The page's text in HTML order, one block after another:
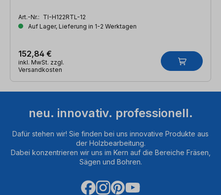
Art.-Nr.: TI-H122RTL-12
Auf Lager, Lieferung in 1-2 Werktagen
152,84 €
inkl. MwSt. zzgl.
Versandkosten
neu. innovativ. professionell.
Dafür stehen wir! Sie finden bei uns innovative Produkte aus
der Holzbearbeitung.
Dabei konzentrieren wir uns im Kern auf die Bereiche Fräsen,
Sägen und Bohren.